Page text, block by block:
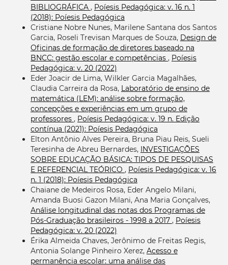
BIBLIOGRÁFICA , Poíesis Pedagógica: v. 16 n. 1
(2018): Poíesis Pedagógica
Cristiane Nobre Nunes, Marilene Santana dos Santos
Garcia, Roseli Trevisan Marques de Souza, Design de
Oficinas de formação de diretores baseado na
BNCC: gestão escolar e competências , Poíesis
Pedagógica: v. 20 (2022)
Eder Joacir de Lima, Wilkler Garcia Magalhães,
Claudia Carreira da Rosa, Laboratório de ensino de
matemática (LEM): análise sobre formação,
concepções e experiências em um grupo de
professores , Poíesis Pedagógica: v. 19 n. Edição
contínua (2021): Poíesis Pedagógica
Elton Antônio Alves Pereira, Bruna Piau Reis, Sueli
Teresinha de Abreu Bernardes, INVESTIGAÇÕES
SOBRE EDUCAÇÃO BÁSICA: TIPOS DE PESQUISAS
E REFERENCIAL TEÓRICO , Poíesis Pedagógica: v. 16
n. 1 (2018): Poíesis Pedagógica
Chaiane de Medeiros Rosa, Eder Angelo Milani,
Amanda Buosi Gazon Milani, Ana Maria Gonçalves,
Análise longitudinal das notas dos Programas de
Pós-Graduação brasileiros - 1998 a 2017 , Poíesis
Pedagógica: v. 20 (2022)
Érika Almeida Chaves, Jerônimo de Freitas Regis,
Antonia Solange Pinheiro Xerez, Acesso e
permanência escolar: uma análise das